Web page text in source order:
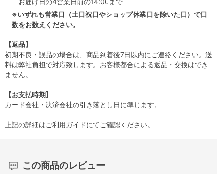
お届け日の4営業日前の14:00まで
※いずれも営業日（土日祝日やショップ休業日を除いた日）で日
数をお数えください。
【返品】
初期不良・誤品の場合は、商品到着後7日以内にご連絡ください。送
料は弊社負担で対応致します。お客様都合による返品・交換はでき
ません。
【お支払時期】
カード会社・決済会社の引き落とし日に準じます。
上記の詳細はご利用ガイドにてご確認ください。
この商品のレビュー